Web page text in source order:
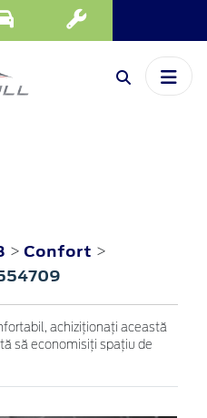
> Confort >
achiziţionaţi această
să economisiţi spaţiu de